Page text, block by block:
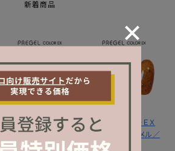
新着商品
カラーＥＸ／サンセット
ミラージュシリーズ ３
ｇ×３色セット
プリジェル カラーＥＸ
／サンセットキャメル／
３ｇ